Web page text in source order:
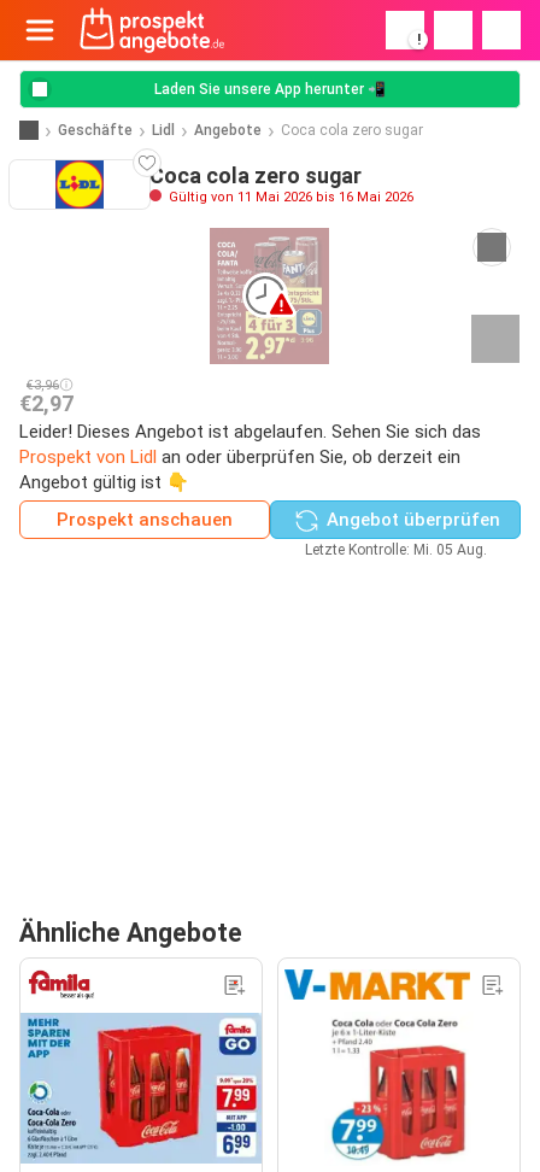
!
Laden Sie unsere App herunter 📲
Geschäfte Lidl Angebote Coca cola zero sugar
Coca cola zero sugar
Gültig von 11 Mai 2026 bis 16 Mai 2026
€3,96
€2,97
Leider! Dieses Angebot ist abgelaufen. Sehen Sie sich das
Prospekt von Lidl an oder überprüfen Sie, ob derzeit ein
Angebot gültig ist 👇
Prospekt anschauen
Angebot überprüfen
Letzte Kontrolle: Mi. 05 Aug.
Ähnliche Angebote